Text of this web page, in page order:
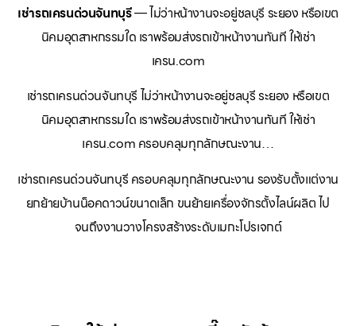
เช่ารถเครนด่วนจันทบุรี— ไม่ว่าหน้างานจะอยู่ชลบุรี ระยอง หรือเขต
นิคมอุตสาหกรรมใด เราพร้อมส่งรถเข้าหน้างานทันที ให้เช่า
เครน.com
เช่ารถเครนด่วนจันทบุรี ไม่ว่าหน้างานจะอยู่ชลบุรี ระยอง หรือเขต
นิคมอุตสาหกรรมใด เราพร้อมส่งรถเข้าหน้างานทันที ให้เช่า
เครน.com ครอบคลุมทุกลักษณะงาน…
เช่ารถเครนด่วนจันทบุรี ครอบคลุมทุกลักษณะงาน รองรับตั้งแต่งาน
ยกย้ายบ้านน็อคดาวน์ขนาดเล็ก ขนย้ายเครื่องจักรตั้งไลน์ผลิต ไป
จนถึงงานวางโครงสร้างระดับเมกะโปรเจกต์